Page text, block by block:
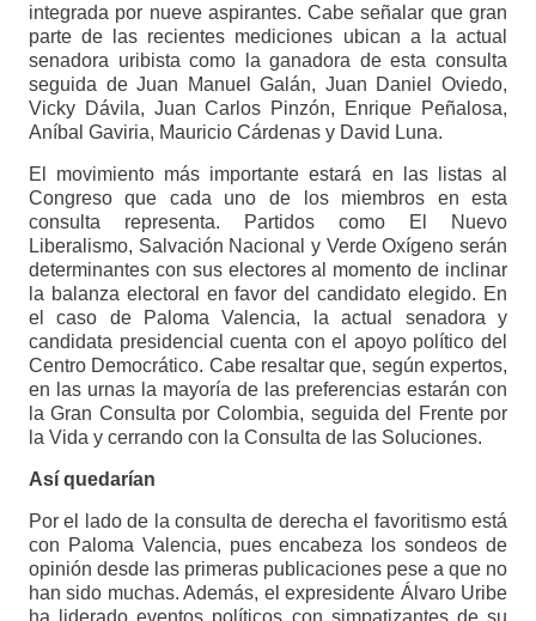
integrada por nueve aspirantes. Cabe señalar que gran
parte de las recientes mediciones ubican a la actual
senadora uribista como la ganadora de esta consulta
seguida de Juan Manuel Galán, Juan Daniel Oviedo,
Vicky Dávila, Juan Carlos Pinzón, Enrique Peñalosa,
Aníbal Gaviria, Mauricio Cárdenas y David Luna.
El movimiento más importante estará en las listas al
Congreso que cada uno de los miembros en esta
consulta representa. Partidos como El Nuevo
Liberalismo, Salvación Nacional y Verde Oxígeno serán
determinantes con sus electores al momento de inclinar
la balanza electoral en favor del candidato elegido. En
el caso de Paloma Valencia, la actual senadora y
candidata presidencial cuenta con el apoyo político del
Centro Democrático. Cabe resaltar que, según expertos,
en las urnas la mayoría de las preferencias estarán con
la Gran Consulta por Colombia, seguida del Frente por
la Vida y cerrando con la Consulta de las Soluciones.
Así quedarían
Por el lado de la consulta de derecha el favoritismo está
con Paloma Valencia, pues encabeza los sondeos de
opinión desde las primeras publicaciones pese a que no
han sido muchas. Además, el expresidente Álvaro Uribe
ha liderado eventos políticos con simpatizantes de su